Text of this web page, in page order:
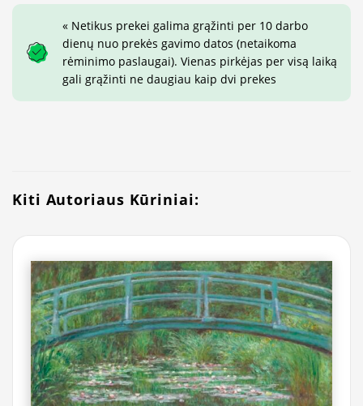
« Netikus prekei galima grąžinti per 10 darbo
dienų nuo prekės gavimo datos (netaikoma
rėminimo paslaugai). Vienas pirkėjas per visą laiką
gali grąžinti ne daugiau kaip dvi prekes
Kiti Autoriaus Kūriniai: